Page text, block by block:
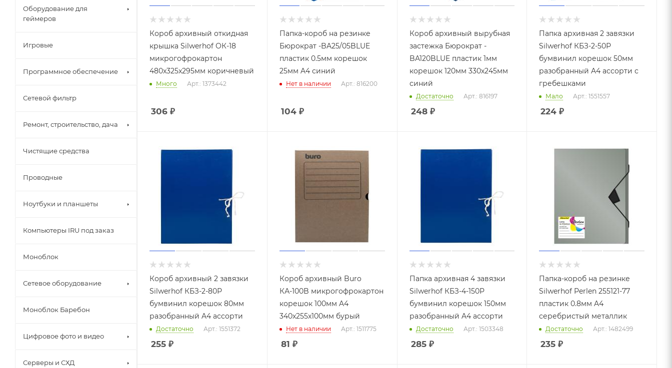
Короб архивный откидная
крышка Silwerhof ОК-18
микрогофрокартон
480x325x295мм коричневый
Много Арт.: 1373442
306 ₽
Папка-короб на резинке
Бюрократ -BA25/05BLUE
пластик 0.5мм корешок
25мм A4 синий
Нет в наличии Арт.: 816200
104₽
Короб архивный вырубная
застежка Бюрократ -
BA120BLUE пластик 1мм
корешок 120мм 330х245мм
синий
Достаточно Арт.: 816197
248₽
Папка архивная 2 завязки
Silwerhof КБЗ-2-50Р
бумвинил корешок 50мм
разобранный A4 ассорти с
гребешками
Мало Арт.: 1551557
224 ₽
Короб архивный 2 завязки
Silwerhof КБЗ-2-80Р
бумвинил корешок 80мм
разобранный A4 ассорти
Достаточно Арт.: 1551372
255 ₽
Короб архивный Buro
КА-100B микрогофрокартон
корешок 100мм A4
340x255x100мм бурый
Нет в наличии Арт.: 1511775
81 ₽
Папка архивная 4 завязки
Silwerhof КБЗ-4-150P
бумвинил корешок 150мм
разобранный A4 ассорти
Достаточно Арт.: 1503348
285₽
Папка-короб на резинке
Silwerhof Perlen 255121-77
пластик 0.8мм A4
серебристый металлик
Достаточно Арт.: 1482499
235 ₽
Оборудование для
геймеров
Игровые
Программное обеспечение
Сетевой фильтр
Ремонт, строительство, дача
Чистящие средства
Проводные
Ноутбуки и планшеты
Компьютеры IRU под заказ
Моноблок
Сетевое оборудование
Моноблок Баребон
Цифровое фото и видео
Серверы и СХД